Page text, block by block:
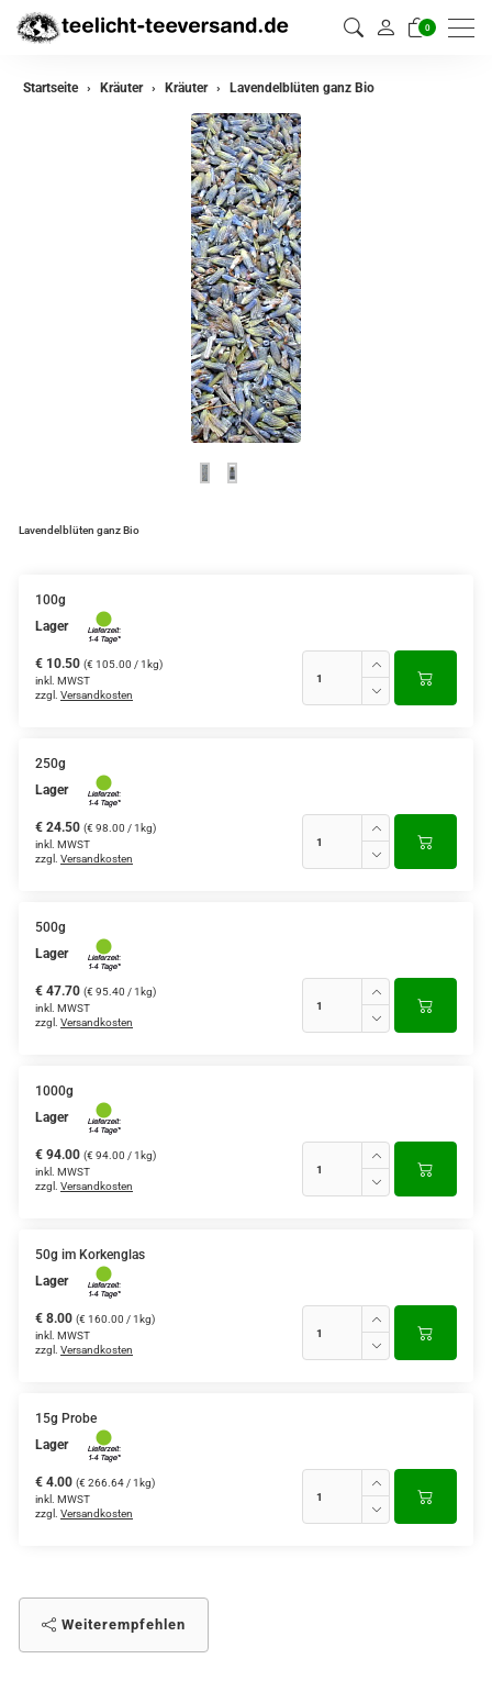
0
zurück
Startseite Kräuter Kräuter Lavendelblüten ganz Bio
Lavendelblüten ganz Bio
100g
Lager
€ 10.50 (€ 105.00 / 1kg)
inkl. MWST
zzgl. Versandkosten
250g
Lager
€ 24.50 (€ 98.00 / 1kg)
inkl. MWST
zzgl. Versandkosten
500g
Lager
€ 47.70 (€ 95.40 / 1kg)
inkl. MWST
zzgl. Versandkosten
1000g
Lager
€ 94.00 (€ 94.00 / 1kg)
inkl. MWST
zzgl. Versandkosten
50g im Korkenglas
Lager
€ 8.00 (€ 160.00 / 1kg)
inkl. MWST
zzgl. Versandkosten
15g Probe
Lager
€ 4.00 (€ 266.64 / 1kg)
inkl. MWST
zzgl. Versandkosten
Weiterempfehlen